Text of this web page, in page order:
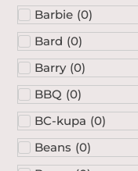
Barbie (0)
Bard (0)
Barry (0)
BBQ (0)
BC-kupa (0)
Beans (0)